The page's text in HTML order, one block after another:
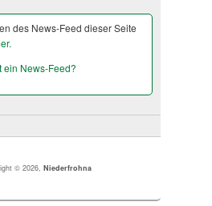
des News-Feed dieser Seite
ein News-Feed?
© 2026,Niederfrohna